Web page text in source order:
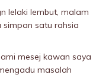
lelaki Iembut, malam
satu rahsia
mesej kawan saya
masalah